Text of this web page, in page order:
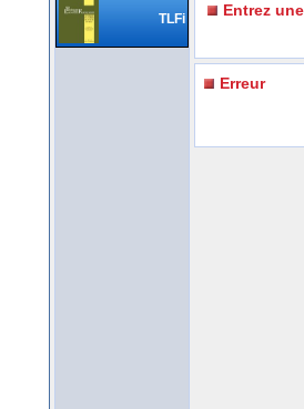
TLFi Entrez
Erreur